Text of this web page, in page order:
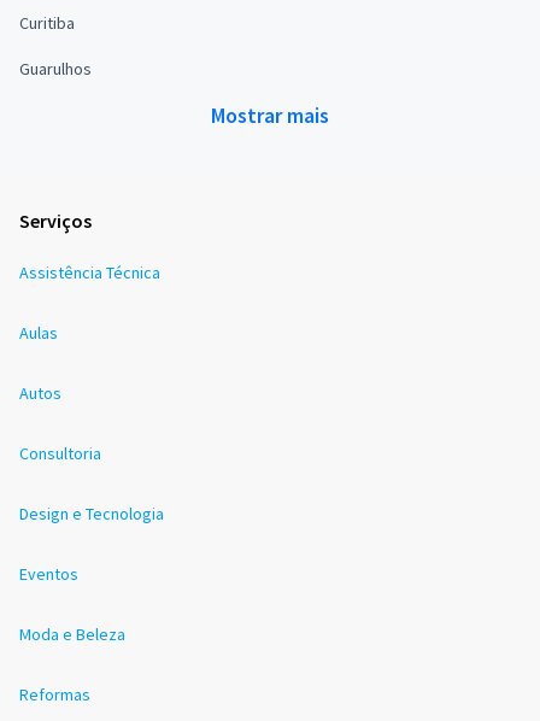
Curitiba
Guarulhos
Mostrar mais
Serviços
Assistência Técnica
Aulas
Autos
Consultoria
Design e Tecnologia
Eventos
Moda e Beleza
Reformas